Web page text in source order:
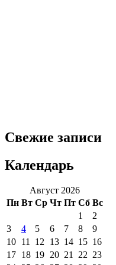
Свежие записи
Календарь
Август 2026
Пн Вт Ср Чт Пт Сб Вс
1
2
3
4 5 6 7 8
9
10 11 12 13 14 15 16
17 18 19 20 21 22 23